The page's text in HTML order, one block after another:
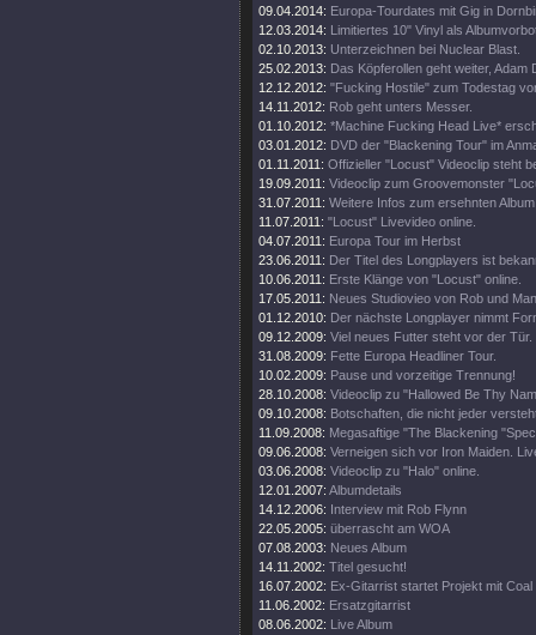
09.04.2014: Europa-Tourdates mit Gig in
12.03.2014: Limitiertes 10" Vinyl als
02.10.2013: Unterzeichnen bei Nuclear Blast.
25.02.2013: Das Köpferollen geht weiter,
12.12.2012: "Fucking Hostile" zum Todestag
14.11.2012: Rob geht unters Messer.
01.10.2012: *Machine Fucking Head Live*
03.01.2012: DVD der "Blackening Tour" im
01.11.2011: Offizieller "Locust" Videoclip steht
19.09.2011: Videoclip zum Groovemonster
31.07.2011: Weitere Infos zum ersehnten
11.07.2011: "Locust" Livevideo online.
04.07.2011: Europa Tour im Herbst
23.06.2011: Der Titel des Longplayers ist
10.06.2011: Erste Klänge von "Locust" online.
17.05.2011: Neues Studiovieo von Rob und
01.12.2010: Der nächste Longplayer nimmt
09.12.2009: Viel neues Futter steht vor der Tür.
31.08.2009: Fette Europa Headliner Tour.
10.02.2009: Pause und vorzeitige Trennung!
28.10.2008: Videoclip zu "Hallowed Be Thy
09.10.2008: Botschaften, die nicht jeder
11.09.2008: Megasaftige "The Blackening
09.06.2008: Verneigen sich vor Iron Maiden.
03.06.2008: Videoclip zu "Halo" online.
12.01.2007: Albumdetails
14.12.2006: Interview mit Rob Flynn
22.05.2005: überrascht am WOA
07.08.2003: Neues Album
14.11.2002: Titel gesucht!
16.07.2002: Ex-Gitarrist startet Projekt mit
11.06.2002: Ersatzgitarrist
08.06.2002: Live Album